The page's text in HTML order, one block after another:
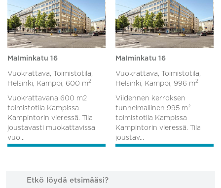
Malminkatu 16
Vuokrattava, Toimistotila,
Helsinki, Kamppi, 600 m2
Vuokrattavana 600 m2
toimistotila Kampissa
Kampintorin vieressä. Tila
joustavasti muokattavissa
vuo...
Malminkatu 16
Vuokrattava, Toimistotila,
Helsinki, Kamppi, 996 m2
Viidennen kerroksen
tunnelmallinen 995 m²
toimistotila Kampissa
Kampintorin vieressä. Tila
joustav...
Etkö löydä etsimääsi?